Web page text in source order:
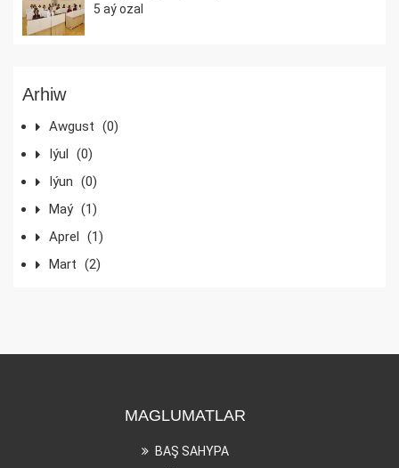
5 aý ozal
Arhiw
Awgust (0)
Iýul (0)
Iýun (0)
Maý (1)
Aprel (1)
Mart (2)
MAGLUMATLAR
BAŞ SAHYPA